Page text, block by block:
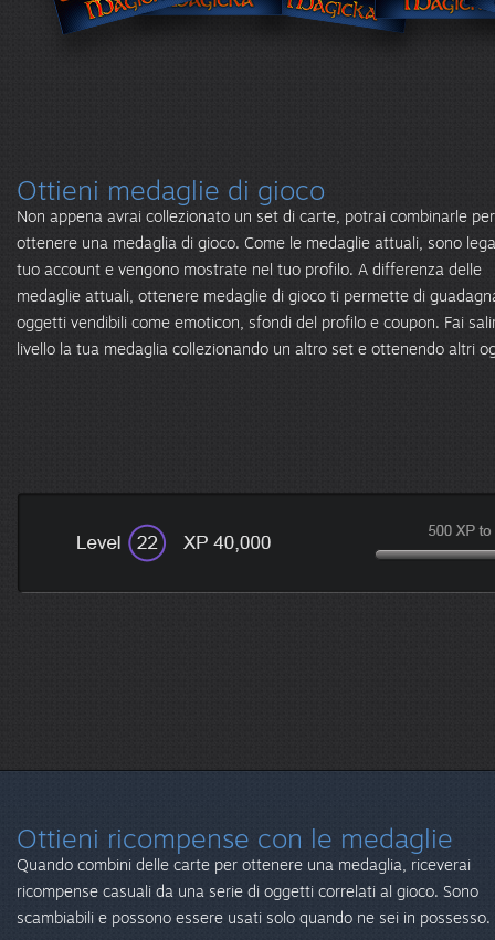
Ottieni medaglie di gioco
Non appena avrai collezionato un set di carte, potrai combinarle per
ottenere una medaglia di gioco. Come le medaglie attuali, sono
tuo account e vengono mostrate nel tuo profilo. A differenza delle
medaglie attuali, ottenere medaglie di gioco ti permette di
oggetti vendibili come emoticon, sfondi del profilo e coupon. Fai
livello la tua medaglia collezionando un altro set e ottenendo altri
Ottieni ricompense con le medaglie
Quando combini delle carte per ottenere una medaglia, riceverai
ricompense casuali da una serie di oggetti correlati al gioco. Sono
scambiabili e possono essere usati solo quando ne sei in possesso.